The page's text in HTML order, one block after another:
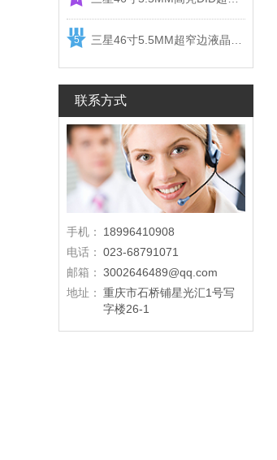
5
联系方式
手机：
18996410908
电话： 023-68791071
邮箱： 3002646489@qq.com
地址： 重庆市石桥铺星光汇1号写
字楼26-1